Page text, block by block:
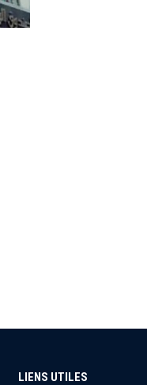
LIENS UTILES